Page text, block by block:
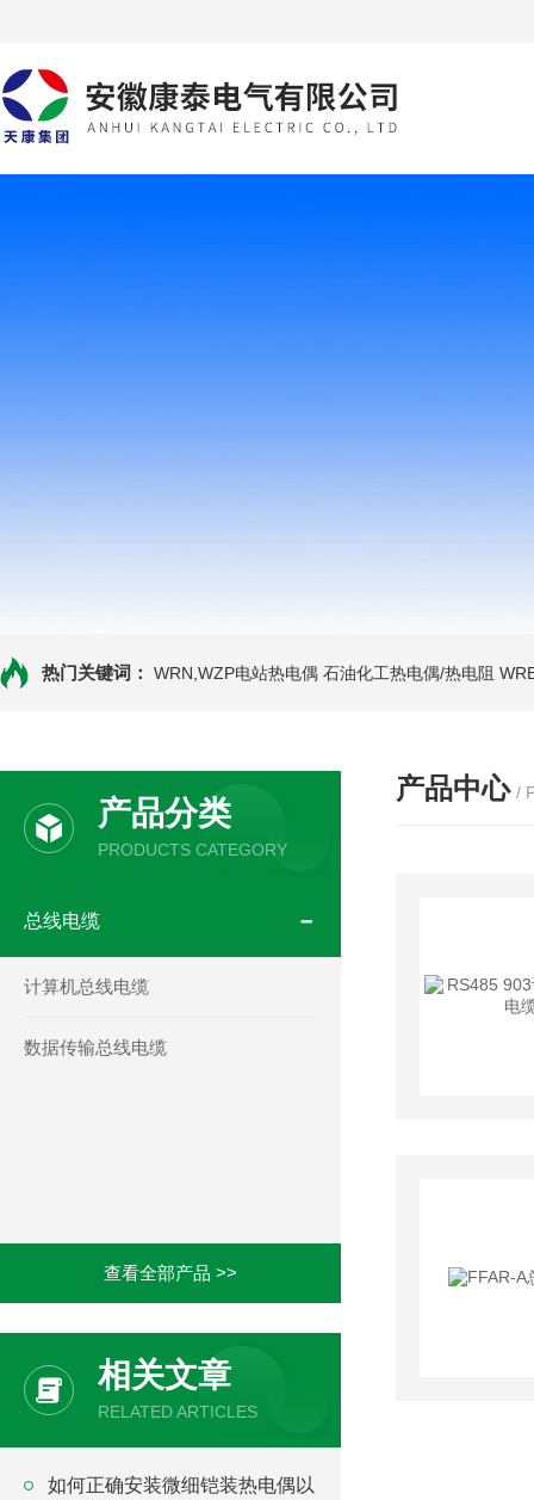
热门关键词： WRN,WZP电站热电偶 石油化工热电偶/热电阻
产品分类
PRODUCTS CATEGORY
总线电缆
计算机总线电缆
数据传输总线电缆
查看全部产品 >>
相关文章
RELATED ARTICLES
如何正确安装微细铠装热电偶以
产品中心 /